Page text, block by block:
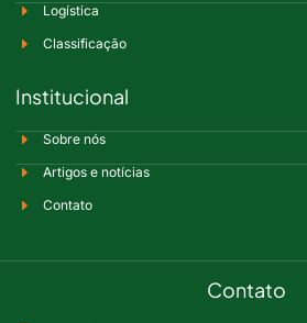
Logística
Classificação
Institucional
Sobre nós
Artigos e notícias
Contato
Contato